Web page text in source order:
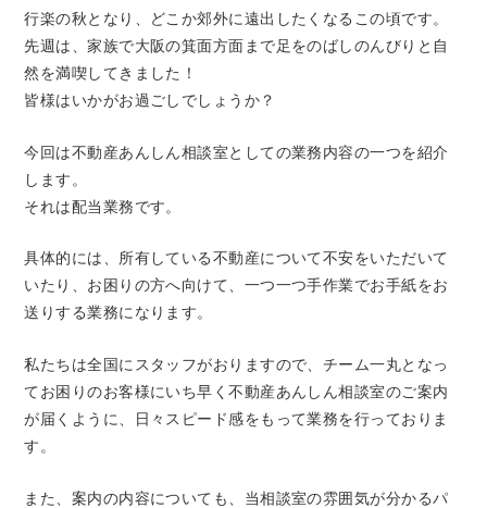
行楽の秋となり、どこか郊外に遠出したくなるこの頃です。
先週は、家族で大阪の箕面方面まで足をのばしのんびりと自
然を満喫してきました！
皆様はいかがお過ごしでしょうか？
今回は不動産あんしん相談室としての業務内容の一つを紹介
します。
それは配当業務です。
具体的には、所有している不動産について不安をいただいて
いたり、お困りの方へ向けて、一つ一つ手作業でお手紙をお
送りする業務になります。
私たちは全国にスタッフがおりますので、チーム一丸となっ
てお困りのお客様にいち早く不動産あんしん相談室のご案内
が届くように、日々スピード感をもって業務を行っておりま
す。
また、案内の内容についても、当相談室の雰囲気が分かるパ